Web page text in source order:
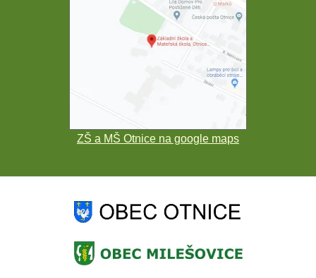
ZŠ a MŠ Otnice na google maps